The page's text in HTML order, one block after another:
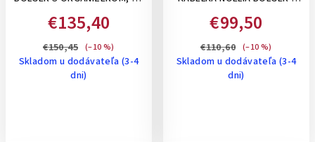
€135,40
€150,45 (–10 %)
Skladom u dodávateľa (3-4
dni)
€99,50
€110,60 (–10 %)
Skladom u dodávateľa (3-4
dni)